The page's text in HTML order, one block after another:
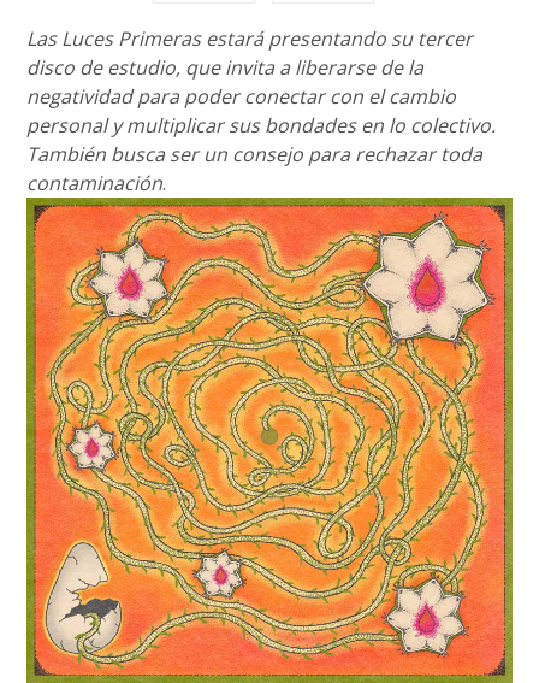
Las Luces Primeras estará presentando su tercer
disco de estudio, que invita a liberarse de la
negatividad para poder conectar con el cambio
personal y multiplicar sus bondades en lo colectivo.
También busca ser un consejo para rechazar toda
contaminación.